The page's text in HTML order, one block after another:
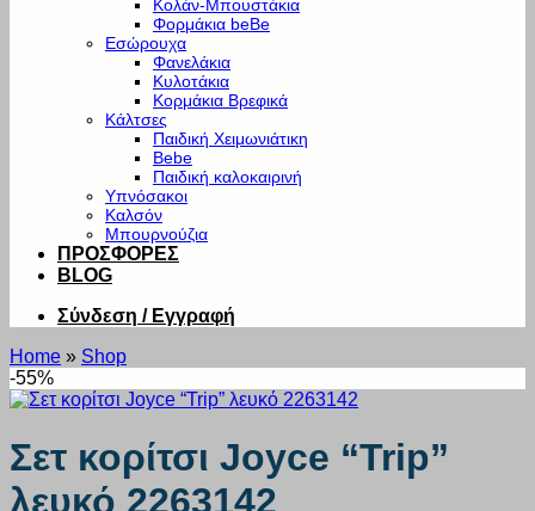
Κολάν-Μπουστάκια
Φορμάκια beBe
Εσώρουχα
Φανελάκια
Κυλοτάκια
Κορμάκια Βρεφικά
Κάλτσες
Παιδική Χειμωνιάτικη
Bebe
Παιδική καλοκαιρινή
Υπνόσακοι
Καλσόν
Μπουρνούζια
ΠΡΟΣΦΟΡΕΣ
BLOG
Σύνδεση / Εγγραφή
Home » Shop
-55%
Σετ κορίτσι Joyce “Trip”
λευκό 2263142